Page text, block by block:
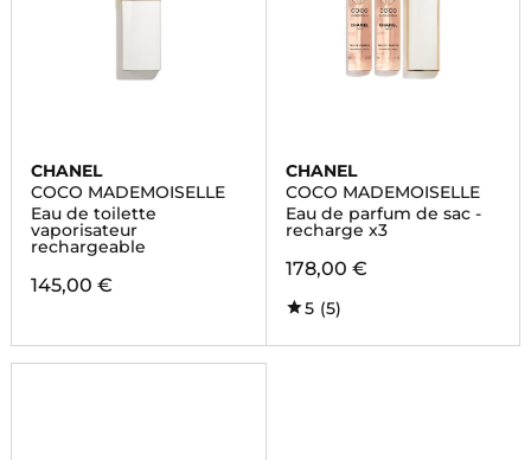
CHANEL
COCO MADEMOISELLE
Eau de toilette
vaporisateur
rechargeable
145,00 €
CHANEL
COCO MADEMOISELLE
Eau de parfum de sac -
recharge x3
178,00 €
5 (5)